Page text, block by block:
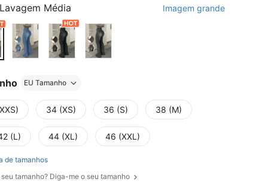
Lavagem Média Imagem grande
EU Tamanho
34 (XS) 36 (S) 38 (M)
(L) 44 (XL) 46 (XXL)
de tamanhos
seu tamanho? Diga-me o seu tamanho